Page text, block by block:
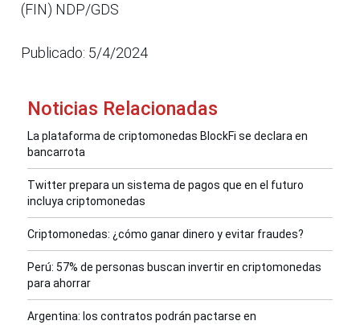
(FIN) NDP/GDS
Publicado: 5/4/2024
Noticias Relacionadas
La plataforma de criptomonedas BlockFi se declara en
bancarrota
Twitter prepara un sistema de pagos que en el futuro
incluya criptomonedas
Criptomonedas: ¿cómo ganar dinero y evitar fraudes?
Perú: 57% de personas buscan invertir en criptomonedas
para ahorrar
Argentina: los contratos podrán pactarse en